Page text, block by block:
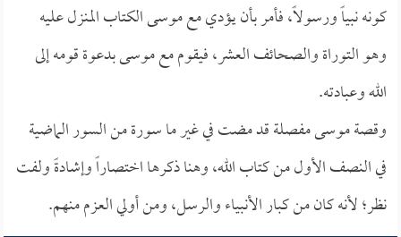
كونه نبياً ورسولاً، فأمر بأن يؤدي مع موسى الكتاب المنزل عليه
وهو التوراة والصحائف العشر، فيقوم مع موسى بدعوة قومه إلى
الله وعبادته.
وقصة موسى مفصلة قد مضت في غير ما سورة من السور الماضية
في النصف الأول من كتاب الله، وهنا ذكرها اختصاراً وإشادةً ولفت
نظر؛ لأنه كان من كبار الأنبياء والرسل، ومن أولي العزم منهم.